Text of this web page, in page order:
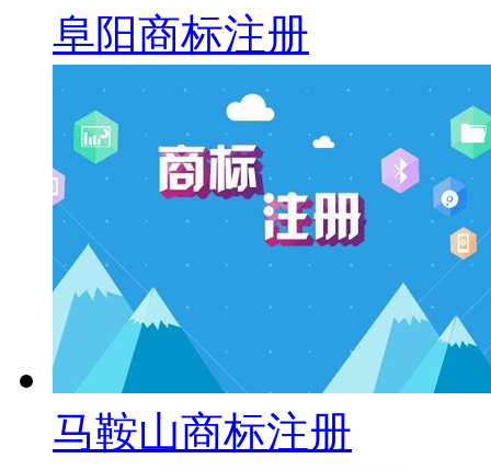
阜阳商标注册
马鞍山商标注册